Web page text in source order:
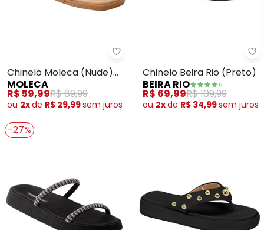
Moleca - Chinelo Moleca
Chinelo Moleca (Nude)
em Sintético
MOLECA
R$ 59,99R$ 89,99
ou 2xde R$ 29,99sem juros
Chinelo Beira Rio (Preto)
BEIRA RIO
R$ 69,99R$ 109,99
ou 2xde R$ 34,99sem juros
-27%